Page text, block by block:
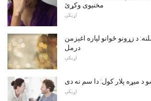
مخنیوی وکړئ
اړیکې
د زړونو ځوانو لپاره اغېزمن
درمل
اړیکې
د میړه پلار کول: دا سم نه دی
اړیکې